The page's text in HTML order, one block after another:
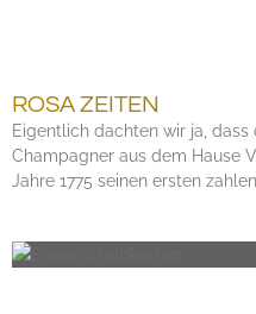
ROSA ZEITEN
Eigentlich dachten wir ja,
Champagner aus dem Hause
Jahre 1775 seinen ersten